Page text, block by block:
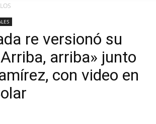
JUJUY
re versionó su
arriba» junto
con video en